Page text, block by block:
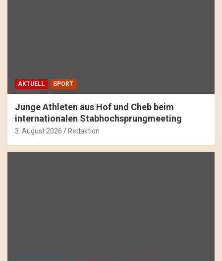
AKTUELL SPORT
Junge Athleten aus Hof und Cheb beim
internationalen Stabhochsprungmeeting
3. August 2026 Redaktion